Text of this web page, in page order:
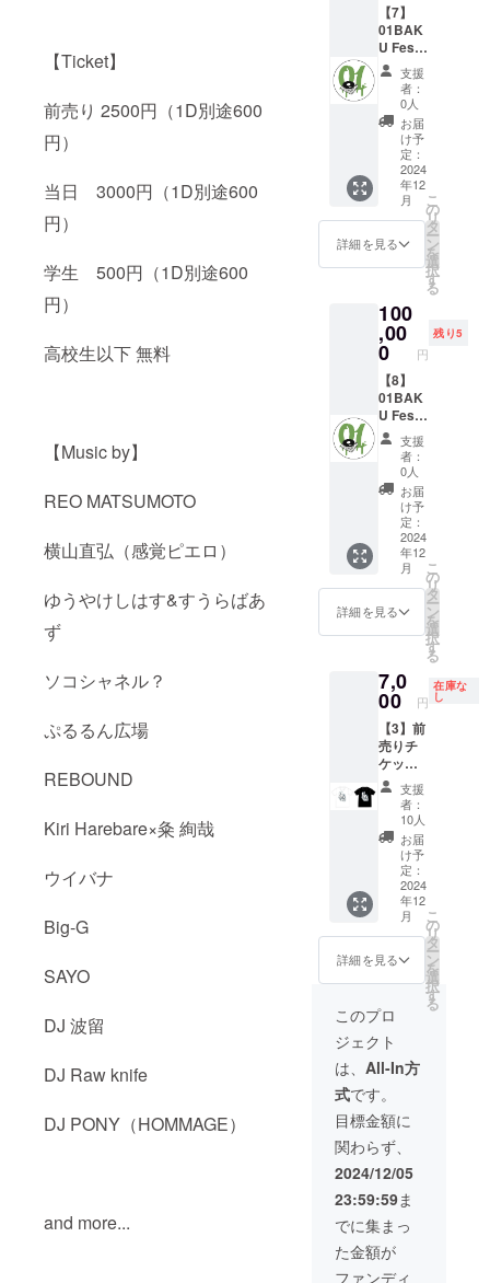
【Ticket】
前売り 2500円（1D別途600
円）
当日 3000円（1D別途600
円）
学生 500円（1D別途600
円）
高校生以下 無料
【Music by】
REO MATSUMOTO
横山直弘（感覚ピエロ）
ゆうやけしはす&すうらばあ
ず
ソコシャネル？
ぷるるん広場
REBOUND
Kiri Harebare×粂 絢哉
ウイバナ
Big-G
SAYO
DJ 波留
DJ Raw knife
DJ PONY（HOMMAGE）
and more...
（イベ
ント限
定Tシャ
ツ付
き、1
点）
（イベ
ント限
定ス
テッ
カー付
き、1
点）
協賛
店・企
業とし
て宣
伝）
（イベ
ント終
了後、
感謝
メッ
セージ1
点）
（ス
テッ
カー
m×5cm
シャツ
サイズ
S.M.L.X
Lよりお
選び下
さい。
（ボ
ディは
ビック
シル
エット
になり
ます）
カ
ラーは
白、黒
さい。
Tシャ
ツ、ス
カーの
有無を
お選び
下さ
い。
gramで
協賛
店・企
業とし
て宣伝
【7】
01BAK
U Fes.
応援支
援Cプラ
僕た
ちのマ
インド
に共感
して下
さり
応
援、支
頂ける
方に。
（イベ
ント限
定Tシャ
ツ付
き、1
点）
（イベ
ント限
定ス
テッ
カー付
き、1
点）
（Insta
gramで
店・企
業とし
て宣
伝）
（イベ
ント終
了後、
感謝
メッ
セージ1
点）
（次の
イベン
ト10名
無料招
（ス
テッ
カーサ
イズ
5cm×5
cm）
T
シャツ
サイズ
S.M.L.X
Lよりお
選びく
ださ
い。
支援
者：
0人
お届
け予
定：
2024
年12
月
詳細を見る
こ
の
リ
タ
ー
ン
を
選
択
す
る
100
,00
0 円
残り5
【8】
01BAK
U Fes.
応援支
援Dプラ
僕た
ちのマ
インド
に共感
して下
さり
応
援、支
頂ける
方に。
（イベ
ント限
定Tシャ
ツ付
き、1
点）
（イベ
ント限
定ス
テッ
カー付
き、1
点）
gramで
協賛
店・企
業とし
て宣
伝）
（イベ
ント終
了後、
感謝
メッ
セージ1
点）
（次の
支援
者：
0人
お届
け予
定：
2024
年12
月
詳細を見る
こ
の
リ
タ
ー
ン
を
選
択
す
る
7,0
00 円
在庫な
し
【3】前
売りチ
ケッ
ト 10
枚限定
（01BA
KU Fes.
Tシャツ
付き、1
点）
（クラ
ファン
限定T
シャツ
になり
ます）
（イベ
ント限
定ス
テッ
カー付
き、1
点）
（ス
テッ
カー
size5c
m×5cm
支援
者：
10人
お届
け予
定：
2024
年12
月
詳細を見る
こ
の
リ
タ
ー
ン
を
選
択
す
る
このプロ
ジェクト
は、 All-In方
式です。
目標金額に
関わらず、
2024/12/05
23:59:59ま
でに集まっ
た金額が
ファンディ